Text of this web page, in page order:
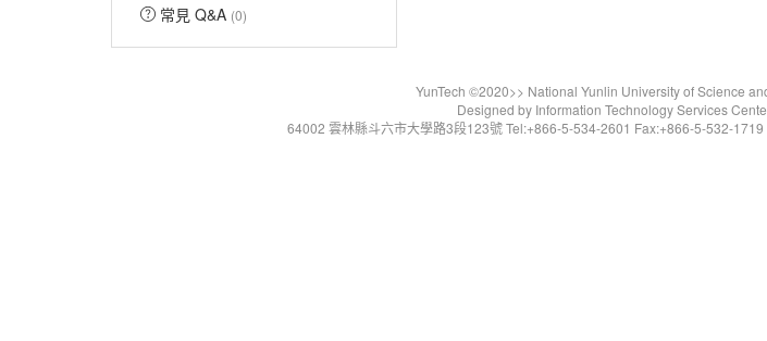
常見 Q&A (0)
YunTech ©2020>> National Yunlin University of Science
Designed by Information Technology Services
64002 雲林縣斗六市大學路3段123號 Tel:+866-5-534-2601 Fax:+866-5-532-